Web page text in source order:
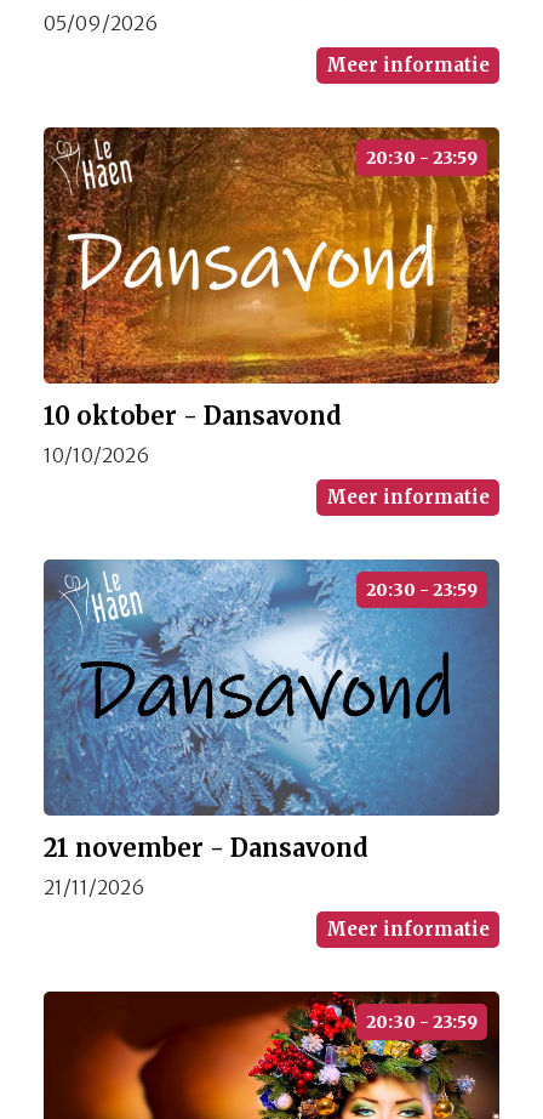
05/09/2026
Meer informatie
10 oktober - Dansavond
10/10/2026
20:30 - 23:59
Meer informatie
21 november - Dansavond
21/11/2026
20:30 - 23:59
Meer informatie
20:30 - 23:59